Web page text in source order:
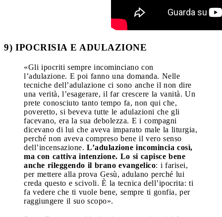
9) IPOCRISIA E ADULAZIONE
«Gli ipocriti sempre incominciano con
l’adulazione. E poi fanno una domanda. Nelle
tecniche dell’adulazione ci sono anche il non dire
una verità, l’esagerare, il far crescere la vanità. Un
prete conosciuto tanto tempo fa, non qui che,
poveretto, si beveva tutte le adulazioni che gli
facevano, era la sua debolezza. E i compagni
dicevano di lui che aveva imparato male la liturgia,
perché non aveva compreso bene il vero senso
dell’incensazione. L’adulazione incomincia così,
ma con cattiva intenzione. Lo si capisce bene
anche rileggendo il brano evangelico: i farisei,
per mettere alla prova Gesù, adulano perché lui
creda questo e scivoli. È la tecnica dell’ipocrita: ti
fa vedere che ti vuole bene, sempre ti gonfia, per
raggiungere il suo scopo».